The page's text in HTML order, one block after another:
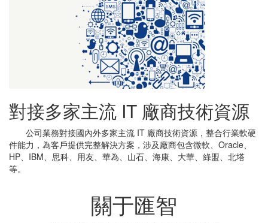
對接多家主流 IT 廠商技術資源
公司業務對接國內外多家主流 IT 廠商技術資源，整合行業軟硬
件能力，為客戶提供完整解決方案，涉及廠商包含微軟、Oracle、
HP、IBM、思科、用友、華為、山石、海康、大華、綠盟、北塔
等。
關于匯智